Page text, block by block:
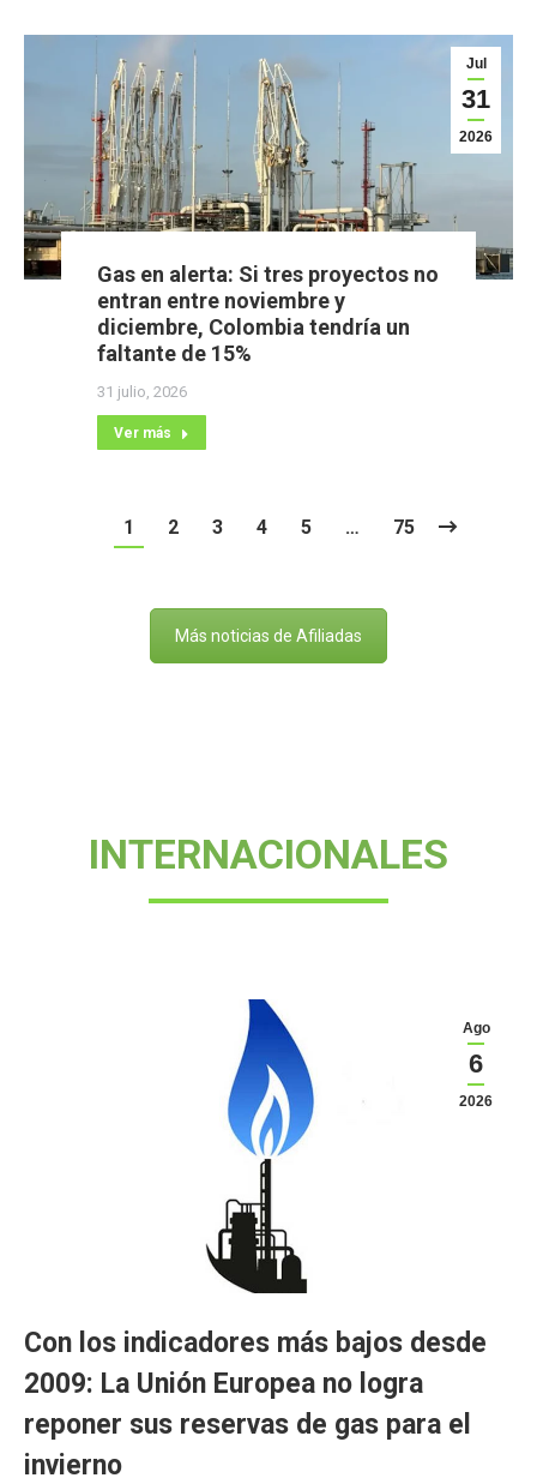
Jul
31
2026
Gas en alerta: Si tres proyectos no
entran entre noviembre y
diciembre, Colombia tendría un
faltante de 15%
31 julio, 2026
Ver más
1 2 3 4 5 … 75
Más noticias de Afiliadas
INTERNACIONALES
Ago
6
2026
Con los indicadores más bajos desde
2009: La Unión Europea no logra
reponer sus reservas de gas para el
invierno